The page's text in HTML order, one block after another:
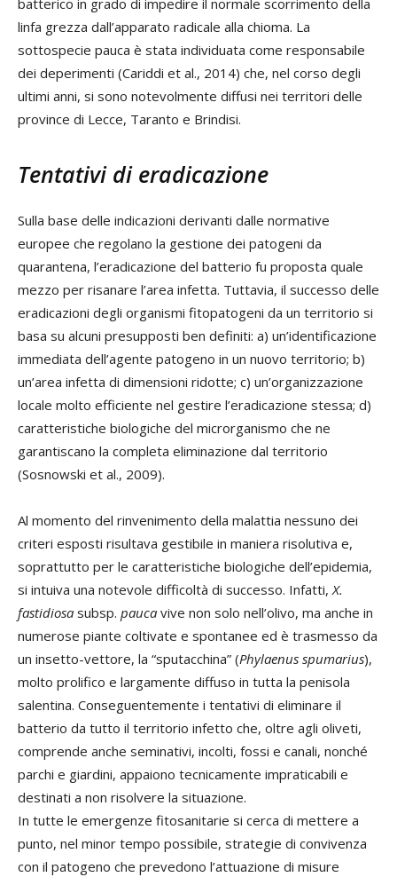
linfa grezza dall’apparato radicale alla chioma. La
sottospecie pauca è stata individuata come responsabile
dei deperimenti (Cariddi et al., 2014) che, nel corso degli
ultimi anni, si sono notevolmente diffusi nei territori delle
province di Lecce, Taranto e Brindisi.
Tentativi di eradicazione
Sulla base delle indicazioni derivanti dalle normative
europee che regolano la gestione dei patogeni da
quarantena, l’eradicazione del batterio fu proposta quale
mezzo per risanare l’area infetta. Tuttavia, il successo delle
eradicazioni degli organismi fitopatogeni da un territorio si
basa su alcuni presupposti ben definiti: a) un’identificazione
immediata dell’agente patogeno in un nuovo territorio; b)
un’area infetta di dimensioni ridotte; c) un’organizzazione
locale molto efficiente nel gestire l’eradicazione stessa; d)
caratteristiche biologiche del microrganismo che ne
garantiscano la completa eliminazione dal territorio
(Sosnowski et al., 2009).
Al momento del rinvenimento della malattia nessuno dei
criteri esposti risultava gestibile in maniera risolutiva e,
soprattutto per le caratteristiche biologiche dell’epidemia,
si intuiva una notevole difficoltà di successo. Infatti, X.
fastidiosa subsp. pauca vive non solo nell’olivo, ma anche in
numerose piante coltivate e spontanee ed è trasmesso da
un insetto-vettore, la “sputacchina” (Phylaenus spumarius),
molto prolifico e largamente diffuso in tutta la penisola
salentina. Conseguentemente i tentativi di eliminare il
batterio da tutto il territorio infetto che, oltre agli oliveti,
comprende anche seminativi, incolti, fossi e canali, nonché
parchi e giardini, appaiono tecnicamente impraticabili e
destinati a non risolvere la situazione.
In tutte le emergenze fitosanitarie si cerca di mettere a
punto, nel minor tempo possibile, strategie di convivenza
con il patogeno che prevedono l’attuazione di misure